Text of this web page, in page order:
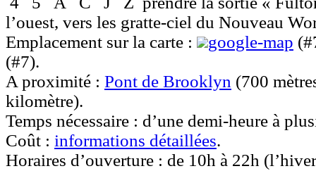
l’ouest, vers les gratte-ciel du Nouveau
Emplacement sur la carte :
google-map
(#7).
A proximité : Pont de Brooklyn (700
kilomètre).
Temps nécessaire : d’une demi-heure à
Coût : informations détaillées.
Horaires d’ouverture : de 10h à 22h